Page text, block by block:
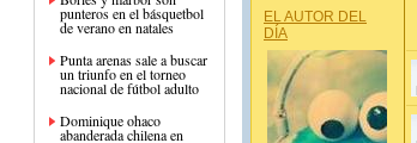
punteros en el básquetbol
de verano en natales
Punta arenas sale a buscar
un triunfo en el torneo
nacional de fútbol adulto
Dominique ohaco
abanderada chilena en
EL AUTOR DEL
DÍA